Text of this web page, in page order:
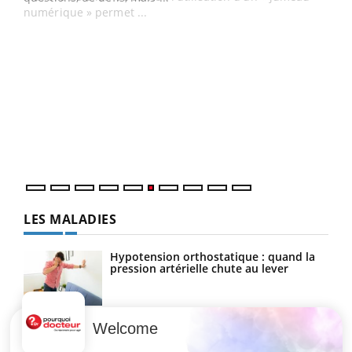
numérique » permet ...
LES MALADIES
Hypotension orthostatique : quand la
pression artérielle chute au lever
Drépanocytose : une déformation des
globules rouges aux conséquences
Welcome